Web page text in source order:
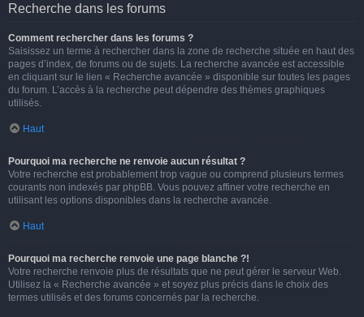
Recherche dans les forums
Comment rechercher dans les forums ?
Saisissez un terme à rechercher dans la zone de recherche située en haut des
pages d’index, de forums ou de sujets. La recherche avancée est accessible
en cliquant sur le lien « Recherche avancée » disponible sur toutes les pages
du forum. L’accès à la recherche peut dépendre des thèmes graphiques
utilisés.
Haut
Pourquoi ma recherche ne renvoie aucun résultat ?
Votre recherche est probablement trop vague ou comprend plusieurs termes
courants non indexés par phpBB. Vous pouvez affiner votre recherche en
utilisant les options disponibles dans la recherche avancée.
Haut
Pourquoi ma recherche renvoie une page blanche ?!
Votre recherche renvoie plus de résultats que ne peut gérer le serveur Web.
Utilisez la « Recherche avancée » et soyez plus précis dans le choix des
termes utilisés et des forums concernés par la recherche.